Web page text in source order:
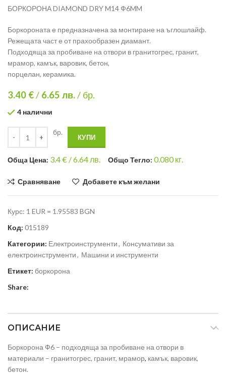
БОРКОРОНА DIAMOND DRY M14 Ф6MM
Боркороната е предназначена за монтиране на ъглошлайф.
Режещата част е от прахообразен диамант.
Подходяща за пробиване на отвори в гранитогрес, гранит,
мрамор, камък, варовик, бетон,
порцелан, керамика.
3.40 €/ 6.65 лв./ бр.
4 налични
бр.
КУПИ
Общa Цена: 3.4€ /6.64 лв. Общо Тегло: 0.080кг.
Сравняване Добавете към желани
Курс: 1 EUR = 1.95583 BGN
Код: 015189
Категории: Електроинструменти, Консумативи за
електроинструменти, Машини и инструменти
Етикет: боркорона
Share:
ОПИСАНИЕ
Боркорона Ф6 – подходящa за пробиване на отвори в
материали – гранитогрес, гранит, мрамор, камък, варовик,
бетон.